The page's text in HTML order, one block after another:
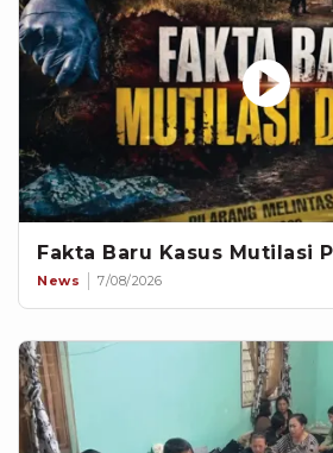
Fakta Baru Kasus Mutilasi
News 7/08/2026